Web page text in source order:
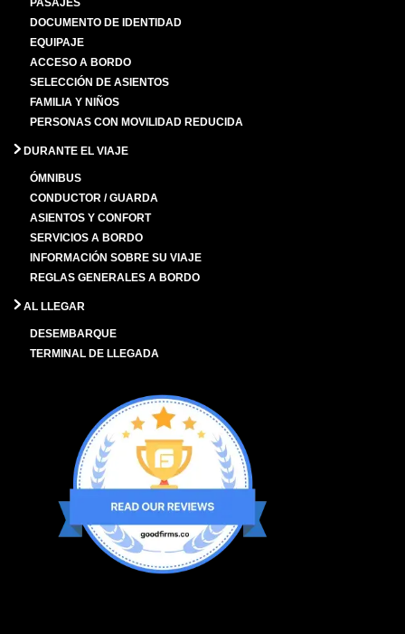
PASAJES
DOCUMENTO DE IDENTIDAD
EQUIPAJE
ACCESO A BORDO
SELECCIÓN DE ASIENTOS
FAMILIA Y NIÑOS
PERSONAS CON MOVILIDAD REDUCIDA
DURANTE EL VIAJE
ÓMNIBUS
CONDUCTOR / GUARDA
ASIENTOS Y CONFORT
SERVICIOS A BORDO
INFORMACIÓN SOBRE SU VIAJE
REGLAS GENERALES A BORDO
AL LLEGAR
DESEMBARQUE
TERMINAL DE LLEGADA